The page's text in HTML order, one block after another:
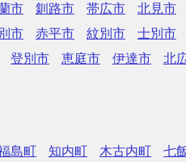
市 釧路市 帯広市
北見市
市 赤平市 紋別市
士別市
登別市 恵庭市 伊達市 北
島町 知内町 木古内町
七